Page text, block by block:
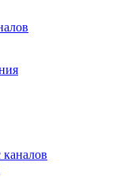
каналов